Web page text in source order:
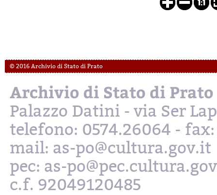
© 2016 Archivio di Stato di Prato
Archivio di Stato di Prato
Palazzo Datini - via Ser
telefono: 0574.26064 - fax:
mail: as-po@cultura.gov.it
pec: as-
c.f. 92049120485